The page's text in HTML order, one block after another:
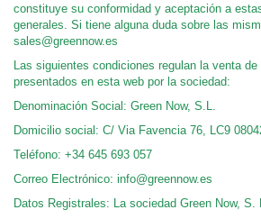
constituye su conformidad y aceptación a
generales. Si tiene alguna duda sobre las
sales@greennow.es
Las siguientes condiciones regulan la venta
presentados en esta web por la sociedad:
Denominación Social: Green Now, S.L.
Domicilio social: C/ Via Favencia 76, LC9
Teléfono: +34 645 693 057
Correo Electrónico: info@greennow.es
Datos Registrales: La sociedad Green Now, S.